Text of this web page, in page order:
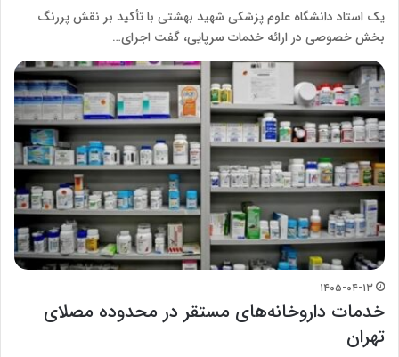
یک استاد دانشگاه علوم پزشکی شهید بهشتی با تأکید بر نقش پررنگ
بخش خصوصی در ارائه خدمات سرپایی، گفت اجرای…
۱۴۰۵-۰۴-۱۳
خدمات داروخانه‌های مستقر در محدوده مصلای
تهران